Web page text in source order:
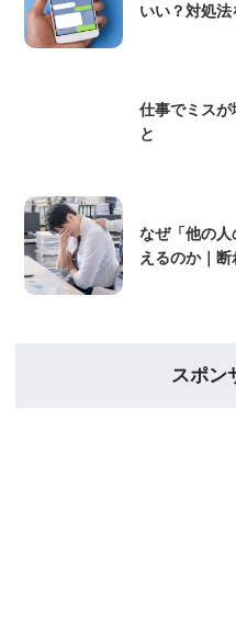
いい？対処法
仕事でミス
と
なぜ「他の
えるのか｜
スポン